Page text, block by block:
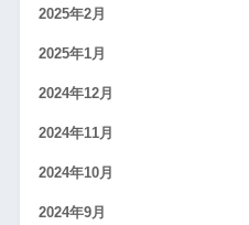
2025年2月
2025年1月
2024年12月
2024年11月
2024年10月
2024年9月